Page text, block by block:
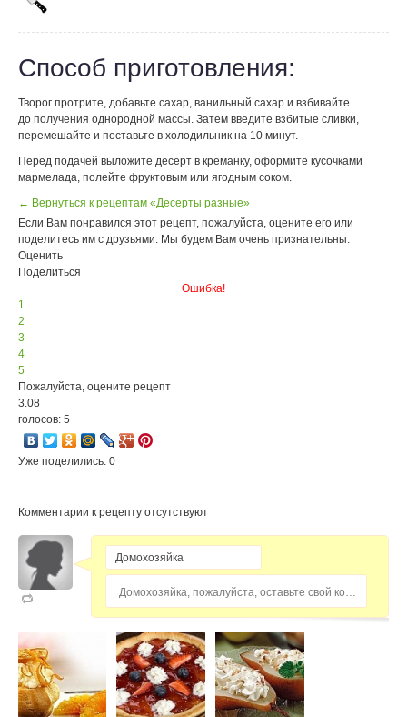
Способ приготовления:
Творог протрите, добавьте сахар, ванильный сахар и взбивайте
до получения однородной массы. Затем введите взбитые сливки,
перемешайте и поставьте в холодильник на 10 минут.
Перед подачей выложите десерт в креманку, оформите кусочками
мармелада, полейте фруктовым или ягодным соком.
← Вернуться к рецептам «Десерты разные»
Если Вам понравился этот рецепт, пожалуйста, оцените его или
поделитесь им с друзьями. Мы будем Вам очень признательны.
Оценить
Поделиться
Ошибка!
1
2
3
4
5
Пожалуйста, оцените рецепт
3.08
голосов: 5
Уже поделились: 0
Комментарии к рецепту отсутствуют
Домохозяйка, пожалуйста, оставьте свой комментарий...